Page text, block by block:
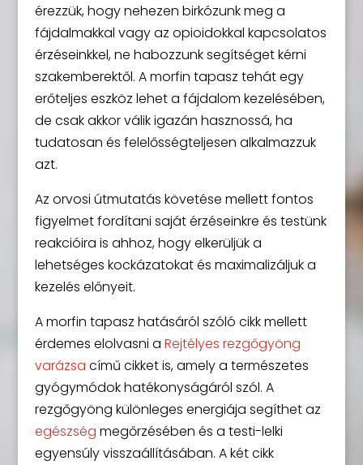
érezzük, hogy nehezen birkózunk meg a
fájdalmakkal vagy az opioidokkal kapcsolatos
érzéseinkkel, ne habozzunk segítséget kérni
szakemberektől. A morfin tapasz tehát egy
erőteljes eszköz lehet a fájdalom kezelésében,
de csak akkor válik igazán hasznossá, ha
tudatosan és felelősségteljesen alkalmazzuk
azt.
Az orvosi útmutatás követése mellett fontos
figyelmet fordítani saját érzéseinkre és testünk
reakcióira is ahhoz, hogy elkerüljük a
lehetséges kockázatokat és maximalizáljuk a
kezelés előnyeit.
A morfin tapasz hatásáról szóló cikk mellett
érdemes elolvasni a Rejtélyes rezgőgyöng
varázsa című cikket is, amely a természetes
gyógymódok hatékonyságáról szól. A
rezgőgyöng különleges energiája segíthet az
egészség megőrzésében és a testi-lelki
egyensúly visszaállításában. A két cikk